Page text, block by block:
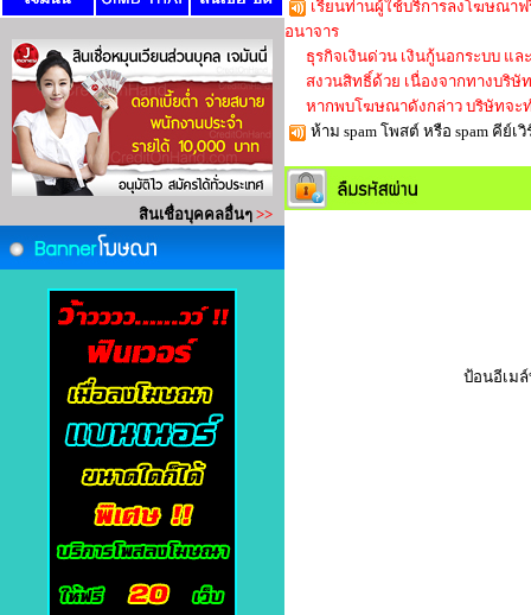
เรียนท่านผู้ใช้บริการลงโฆษณา
อนาจาร
ธุรกิจเงินด่วน เงินกู้นอกระบบ แล
สงวนสิทธิ์ด้วย เนื่องจากทางบริษัท
หากพบโฆษณาดังกล่าว บริษัทจะ
ห้าม spam โพสต์ หรือ spam คีย์
ป้อนอีเม